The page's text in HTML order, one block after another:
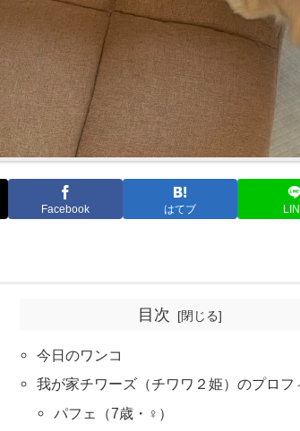
Facebook はてブ
目次
今日のワンコ
我が家チワーズ（チワワ２姫）のプロフ
パフェ（7歳・♀）